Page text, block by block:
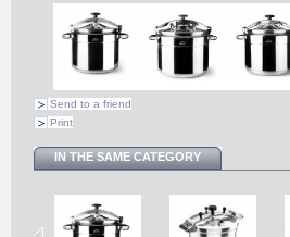
Send to a friend
Print
IN THE SAME CATEGORY